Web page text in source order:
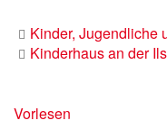
Kinder, Jugendliche
Kinderhaus an der
Vorlesen